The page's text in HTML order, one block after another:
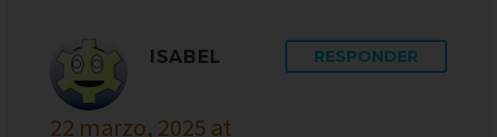
ISABEL
22 marzo, 2025 at
RESPONDER